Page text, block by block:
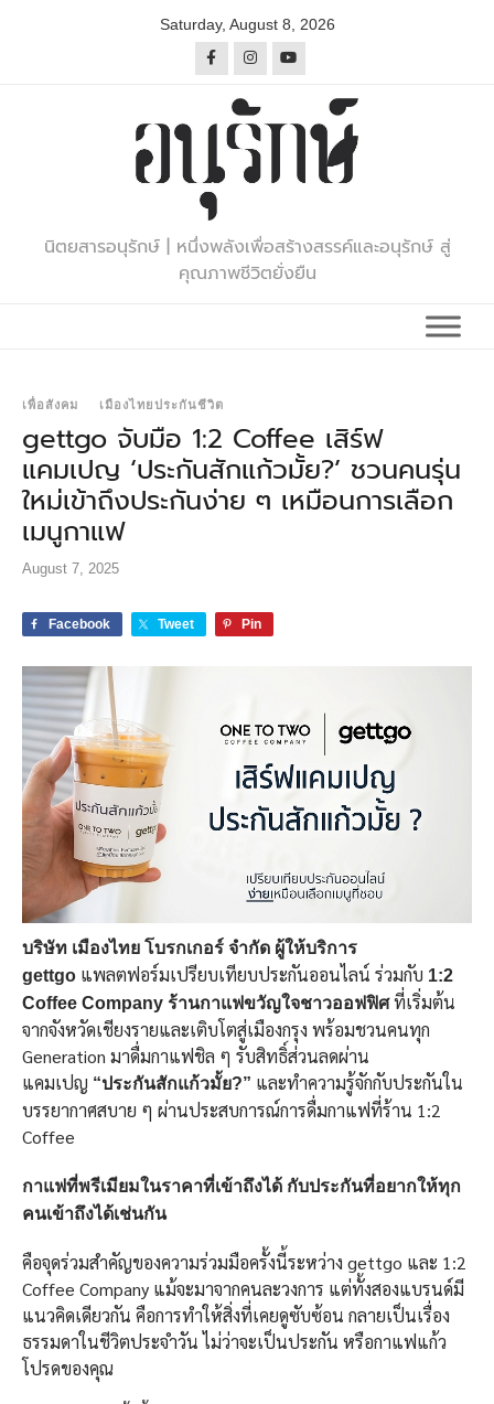
Saturday, August 8, 2026
นิตยสารอนุรักษ์ | หนึ่งพลังเพื่อสร้างสรรค์และอนุรักษ์ สู่
คุณภาพชีวิตยั่งยืน
เพื่อสังคม เมืองไทยประกันชีวิต
gettgo จับมือ 1:2 Coffee เสิร์ฟ
แคมเปญ ‘ประกันสักแก้วมั้ย?’ ชวนคนรุ่น
ใหม่เข้าถึงประกันง่าย ๆ เหมือนการเลือก
เมนูกาแฟ
August 7, 2025
Facebook Tweet Pin
บริษัท เมืองไทย โบรกเกอร์ จำกัด ผู้ให้บริการ
gettgo แพลตฟอร์มเปรียบเทียบประกันออนไลน์ ร่วมกับ 1:2
Coffee Company ร้านกาแฟขวัญใจชาวออฟฟิศที่เริ่มต้น
จากจังหวัดเชียงรายและเติบโตสู่เมืองกรุง พร้อมชวนคนทุก
Generation มาดื่มกาแฟชิล ๆ รับสิทธิ์ส่วนลดผ่าน
แคมเปญ “ประกันสักแก้วมั้ย?” และทำความรู้จักกับประกันใน
บรรยากาศสบาย ๆ ผ่านประสบการณ์การดื่มกาแฟที่ร้าน 1:2
Coffee
กาแฟที่พรีเมียมในราคาที่เข้าถึงได้ กับประกันที่อยากให้ทุก
คนเข้าถึงได้เช่นกัน
คือจุดร่วมสำคัญของความร่วมมือครั้งนี้ระหว่าง gettgo และ 1:2
Coffee Company แม้จะมาจากคนละวงการ แต่ทั้งสองแบรนด์มี
แนวคิดเดียวกัน คือการทำให้สิ่งที่เคยดูซับซ้อน กลายเป็นเรื่อง
ธรรมดาในชีวิตประจำวัน ไม่ว่าจะเป็นประกัน หรือกาแฟแก้ว
โปรดของคุณ